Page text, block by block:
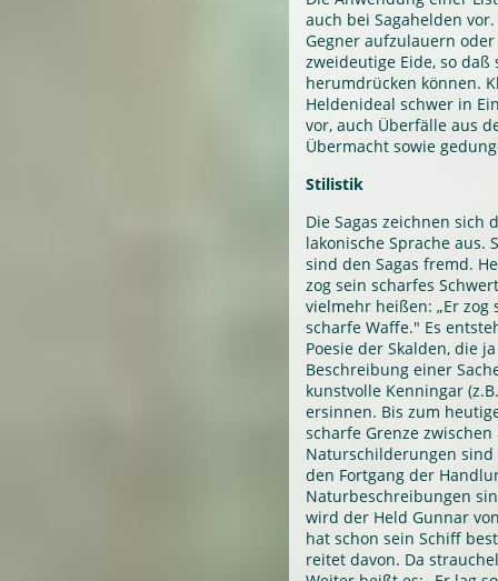
auch bei Sagahelden
Gegner aufzulauern
zweideutige Eide, so
herumdrücken können.
Heldenideal schwer in
vor, auch Überfälle aus
Übermacht sowie
Stilistik
Die Sagas zeichnen sich
lakonische Sprache aus.
sind den Sagas fremd.
zog sein scharfes
vielmehr heißen: „Er
scharfe Waffe." Es
Poesie der Skalden, die
Beschreibung einer
kunstvolle Kenningar
ersinnen. Bis zum
scharfe Grenze zwischen
Naturschilderungen
den Fortgang der
Naturbeschreibungen
wird der Held Gunnar
hat schon sein Schiff
reitet davon. Da